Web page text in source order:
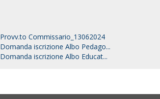
Provv.to Commissario_13062024
Domanda iscrizione Albo Pedago...
Domanda iscrizione Albo Educat...